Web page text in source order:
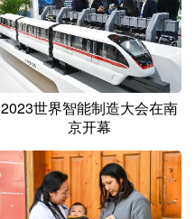
2023世界智能制造大会在南
京开幕